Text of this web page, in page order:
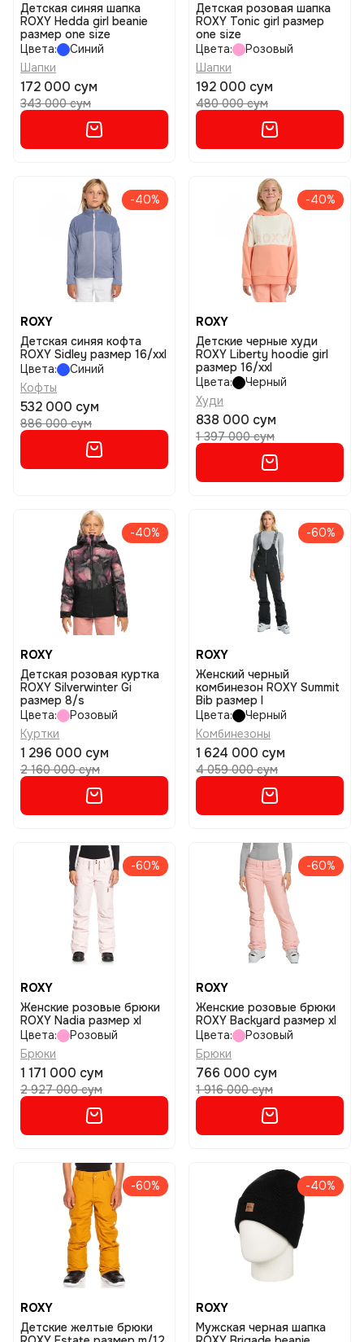
Детская синяя шапка
ROXY Hedda girl beanie
размер one size
Цвета:
Синий
Шапки
172 000 сум
343 000 сум
Детская розовая шапка
ROXY Tonic girl размер
one size
Цвета:
Розовый
Шапки
192 000 сум
480 000 сум
-40%
ROXY
Детская синяя кофта
ROXY Sidley размер 16/xxl
Цвета:
Синий
Кофты
532 000 сум
886 000 сум
-40%
ROXY
Детские черные худи
ROXY Liberty hoodie girl
размер 16/xxl
Цвета:
Черный
Худи
838 000 сум
1 397 000 сум
-40%
ROXY
Детская розовая куртка
ROXY Silverwinter Gi
размер 8/s
Цвета:
Розовый
Куртки
1 296 000 сум
2 160 000 сум
-60%
ROXY
Женский черный
комбинезон ROXY Summit
Bib размер l
Цвета:
Черный
Комбинезоны
1 624 000 сум
4 059 000 сум
-60%
ROXY
Женские розовые брюки
ROXY Nadia размер xl
Цвета:
Розовый
Брюки
1 171 000 сум
2 927 000 сум
-60%
ROXY
Женские розовые брюки
ROXY Backyard размер xl
Цвета:
Розовый
Брюки
766 000 сум
1 916 000 сум
-60%
ROXY
Детские желтые брюки
-40%
ROXY
Мужская черная шапка